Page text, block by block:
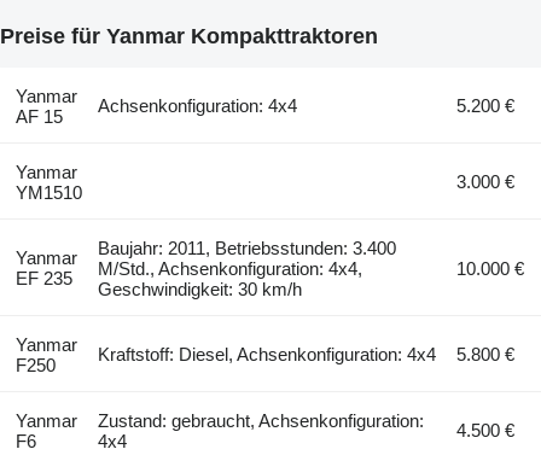
Preise für Yanmar Kompakttraktoren
Yanmar
AF 15
Achsenkonfiguration: 4x4 5.200 €
Yanmar
YM1510
3.000 €
Yanmar
EF 235
Baujahr: 2011, Betriebsstunden: 3.400
M/Std., Achsenkonfiguration: 4x4,
Geschwindigkeit: 30 km/h
10.000 €
Yanmar
F250
Kraftstoff: Diesel, Achsenkonfiguration: 4x4 5.800 €
Yanmar
F6
Zustand: gebraucht, Achsenkonfiguration:
4x4
4.500 €